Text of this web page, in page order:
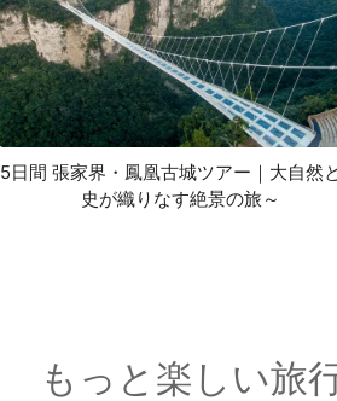
5日間 張家界・鳳凰古城ツアー｜大自然
史が織りなす絶景の旅～
もっと楽しい旅